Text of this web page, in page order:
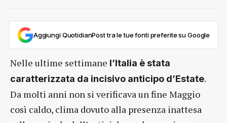
Aggiungi QuotidianPost tra le tue fonti preferite su Google
Nelle ultime settimane l’Italia è stata
caratterizzata da incisivo anticipo d’Estate.
Da molti anni non si verificava un fine Maggio
così caldo, clima dovuto alla presenza inattesa